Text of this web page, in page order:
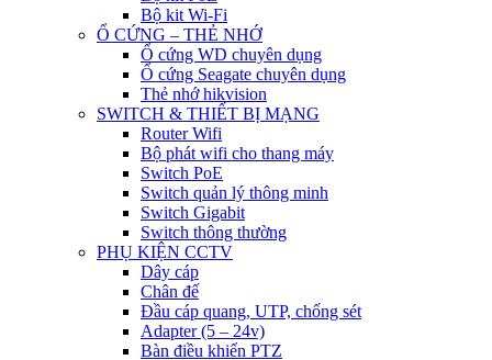
Bộ kit Wi-Fi
Ổ CỨNG – THẺ NHỚ
Ổ cứng WD chuyên dụng
Ổ cứng Seagate chuyên dụng
Thẻ nhớ hikvision
SWITCH & THIẾT BỊ MẠNG
Router Wifi
Bộ phát wifi cho thang máy
Switch PoE
Switch quản lý thông minh
Switch Gigabit
Switch thông thường
PHỤ KIỆN CCTV
Dây cáp
Chân đế
Đầu cáp quang, UTP, chống sét
Adapter (5 – 24v)
Bàn điều khiển PTZ